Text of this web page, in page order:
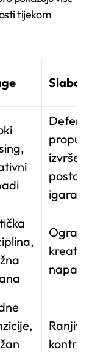
tijekom
igara
napadu
Ranjivi